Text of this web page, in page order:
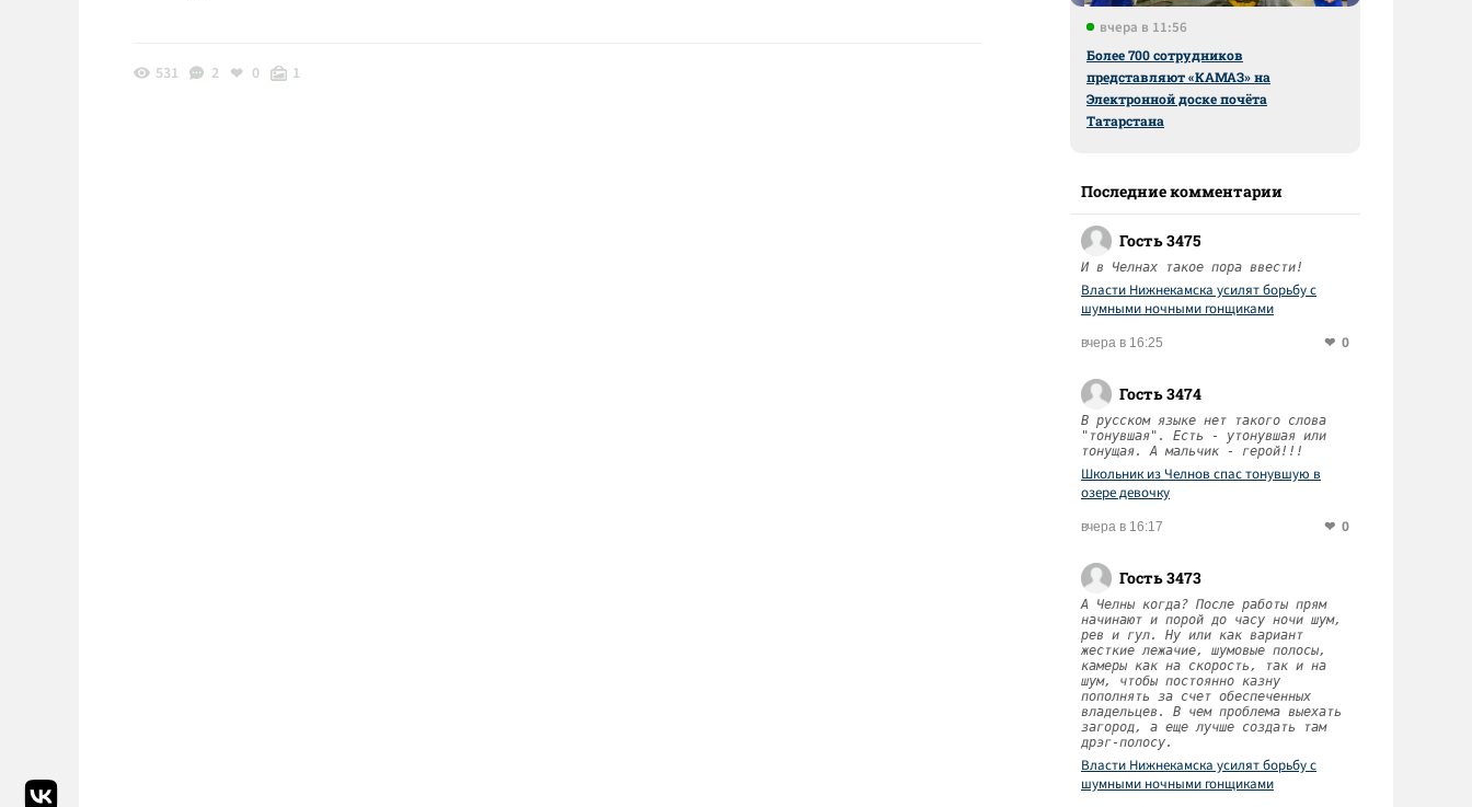
531 2 0 1
вчера в 11:56
Более 700 сотрудников
представляют «КАМАЗ» на
Электронной доске почёта
Татарстана
Последние комментарии
Гость 3475
И в Челнах такое пора ввести!
Власти Нижнекамска усилят борьбу с
шумными ночными гонщиками
вчера в 16:25 0
Гость 3474
В русском языке нет такого слова
"тонувшая". Есть - утонувшая или
тонущая. А мальчик - герой!!!
Школьник из Челнов спас тонувшую в
озере девочку
вчера в 16:17 0
Гость 3473
А Челны когда? После работы прям
начинают и порой до часу ночи шум,
рев и гул. Ну или как вариант
жесткие лежачие, шумовые полосы,
камеры как на скорость, так и на
шум, чтобы постоянно казну
пополнять за счет обеспеченных
владельцев. В чем проблема выехать
загород, а еще лучше создать там
дрэг-полосу.
Власти Нижнекамска усилят борьбу с
шумными ночными гонщиками